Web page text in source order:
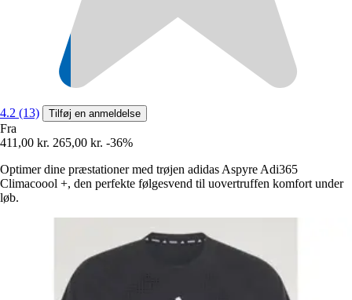
4.2 (13) Tilføj en anmeldelse
Fra
411,00 kr. 265,00 kr. -36%
Optimer dine præstationer med trøjen adidas Aspyre Adi365
Climacoool +, den perfekte følgesvend til uovertruffen komfort under
løb.